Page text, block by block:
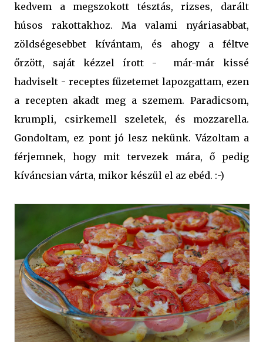
kedvem a megszokott tésztás, rizses, darált
húsos rakottakhoz. Ma valami nyáriasabbat,
zöldségesebbet kívántam, és ahogy a féltve
őrzött, saját kézzel írott - már-már kissé
hadviselt - receptes füzetemet lapozgattam, ezen
a recepten akadt meg a szemem. Paradicsom,
krumpli, csirkemell szeletek, és mozzarella.
Gondoltam, ez pont jó lesz nekünk. Vázoltam a
férjemnek, hogy mit tervezek mára, ő pedig
kíváncsian várta, mikor készül el az ebéd. :-)